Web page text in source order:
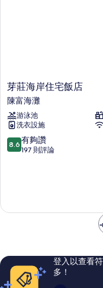
芽
莊
海
岸
住
宅
飯
芽莊海岸住宅飯店
陳富海灘
游泳池
洗衣設施
8.6
分，
夠
評
論
8.6 有夠讚
197 則評論
登入以查看
多！